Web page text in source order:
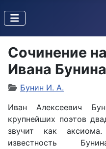
Сочинение
Ивана Бунина
Бунин И. А.
Иван Алексеевич
крупнейших поэтов
звучит как
известность